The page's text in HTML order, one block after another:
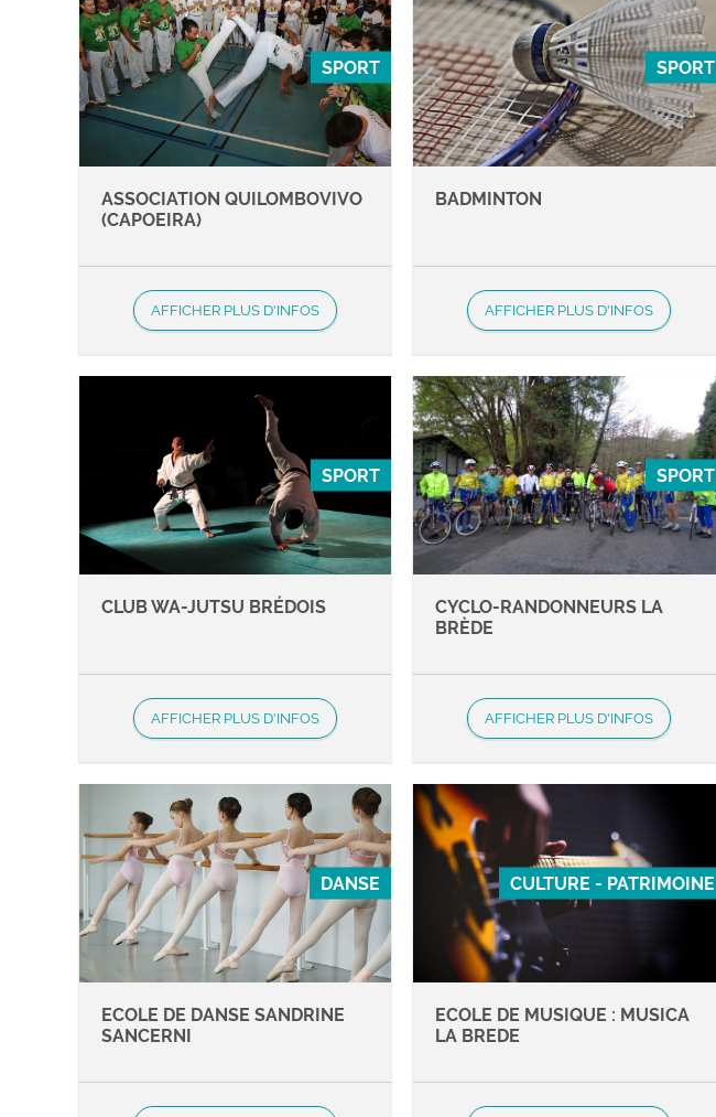
SPORT
ASSOCIATION QUILOMBOVIVO
(CAPOEIRA)
AFFICHER PLUS D'INFOS
SPORT
BADMINTON
AFFICHER PLUS D'INFOS
SPORT
CLUB WA-JUTSU BRÉDOIS
AFFICHER PLUS D'INFOS
SPORT
CYCLO-RANDONNEURS LA
BRÈDE
AFFICHER PLUS D'INFOS
DANSE
ECOLE DE DANSE SANDRINE
SANCERNI
CULTURE - PATRIMOINE
ECOLE DE MUSIQUE : MUSICA
LA BREDE